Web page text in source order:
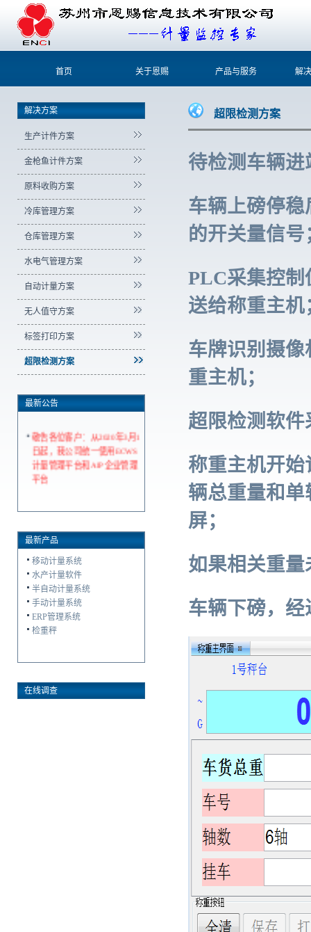
首页 关于恩赐 产品与服务 解
解决方案
生产计件方案
金枪鱼计件方案
原料收购方案
冷库管理方案
仓库管理方案
水电气管理方案
自动计量方案
无人值守方案
标签打印方案
超限检测方案
最新公告
敬告各位客户：从2020年3月1
日起，我公司统一使用ECWS
计量管理平台和AIP企业管理
平台
最新产品
移动计量系统
水产计量软件
半自动计量系统
手动计量系统
ERP管理系统
检重秤
在线调查
超限检测方案
待检测车辆
车辆上磅停
的开关量信号
PLC采集控制
送给称重主机
车牌识别摄
重主机；
超限检测软
称重主机开
辆总重量和
屏；
如果相关重
车辆下磅，